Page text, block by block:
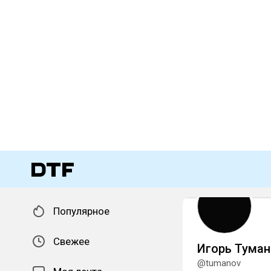
Популярное
Свежее Игорь
@tumanov